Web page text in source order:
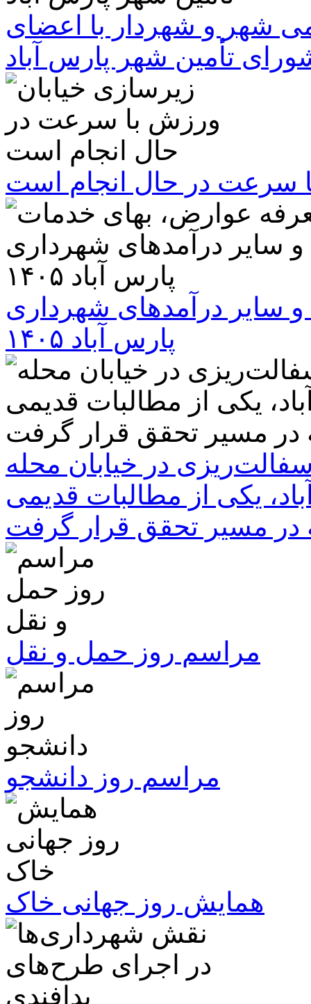
شهر و شهردار با اعضای
تأمین شهر پارس آباد
سرعت در حال انجام است
سایر درآمدهای شهرداری
پارس آباد ۱۴۰۵
در خیابان محله
یکی از مطالبات قدیمی
در مسیر تحقق قرار گرفت
مراسم روز حمل و نقل
مراسم روز دانشجو
همایش روز جهانی خاک